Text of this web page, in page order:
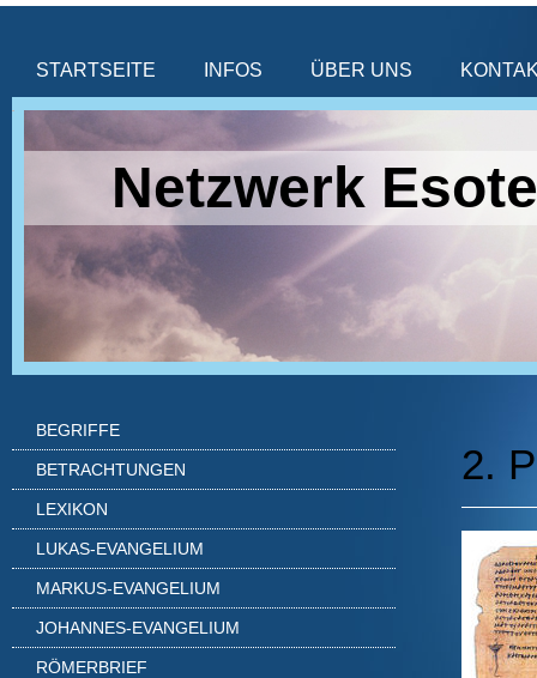
STARTSEITE INFOS ÜBER UNS
Netzwerk
2.
BEGRIFFE
BETRACHTUNGEN
LEXIKON
LUKAS-EVANGELIUM
MARKUS-EVANGELIUM
JOHANNES-EVANGELIUM
RÖMERBRIEF